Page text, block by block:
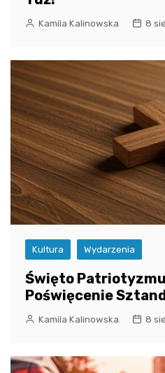
Kamila Kalinowska 8
Kultura Wydarzenia
Święto
Poświęcenie
Kamila Kalinowska 8